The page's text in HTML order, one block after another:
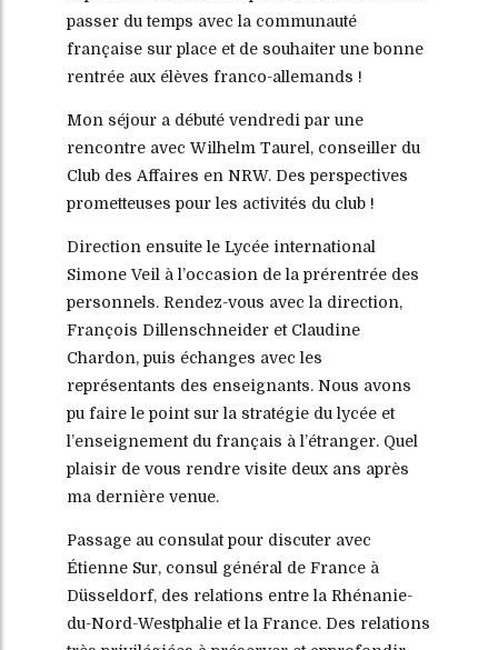
passer du temps avec la communauté
française sur place et de souhaiter une bonne
rentrée aux élèves franco-allemands !
Mon séjour a débuté vendredi par une
rencontre avec Wilhelm Taurel, conseiller du
Club des Affaires en NRW. Des perspectives
prometteuses pour les activités du club !
Direction ensuite le Lycée international
Simone Veil à l’occasion de la prérentrée des
personnels. Rendez-vous avec la direction,
François Dillenschneider et Claudine
Chardon, puis échanges avec les
représentants des enseignants. Nous avons
pu faire le point sur la stratégie du lycée et
l’enseignement du français à l’étranger. Quel
plaisir de vous rendre visite deux ans après
ma dernière venue.
Passage au consulat pour discuter avec
Étienne Sur, consul général de France à
Düsseldorf, des relations entre la Rhénanie-
du-Nord-Westphalie et la France. Des relations